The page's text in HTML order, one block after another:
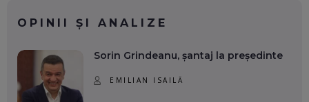
OPINII ȘI ANALIZE
Sorin Grindeanu, șantaj la președinte
EMILIAN ISAILĂ